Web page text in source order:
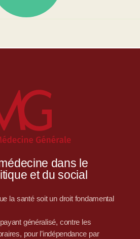
dans le
et du social
la santé soit un droit fondamental
généralisé, contre les
pour l’indépendance par